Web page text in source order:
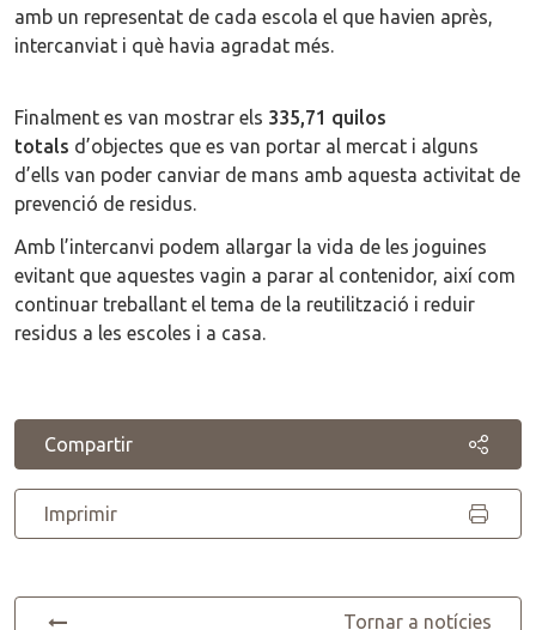
amb un representat de cada escola el que havien après,
intercanviat i què havia agradat més.
Finalment es van mostrar els 335,71 quilos
totals d’objectes que es van portar al mercat i alguns
d’ells van poder canviar de mans amb aquesta activitat de
prevenció de residus.
Amb l’intercanvi podem allargar la vida de les joguines
evitant que aquestes vagin a parar al contenidor, així com
continuar treballant el tema de la reutilització i reduir
residus a les escoles i a casa.
Compartir
Imprimir
Tornar a notícies